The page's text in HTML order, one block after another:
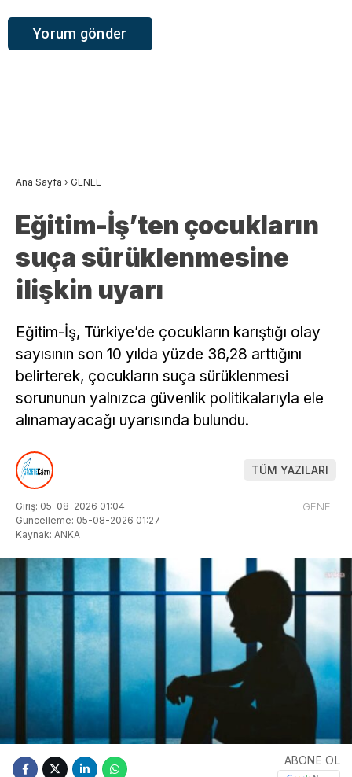
Ana Sayfa › GENEL
Eğitim-İş’ten çocukların
suça sürüklenmesine
ilişkin uyarı
Eğitim-İş, Türkiye’de çocukların karıştığı olay
sayısının son 10 yılda yüzde 36,28 arttığını
belirterek, çocukların suça sürüklenmesi
sorununun yalnızca güvenlik politikalarıyla ele
alınamayacağı uyarısında bulundu.
TÜM YAZILARI
Giriş: 05-08-2026 01:04
Güncelleme: 05-08-2026 01:27
Kaynak: ANKA
GENEL
ABONE OL